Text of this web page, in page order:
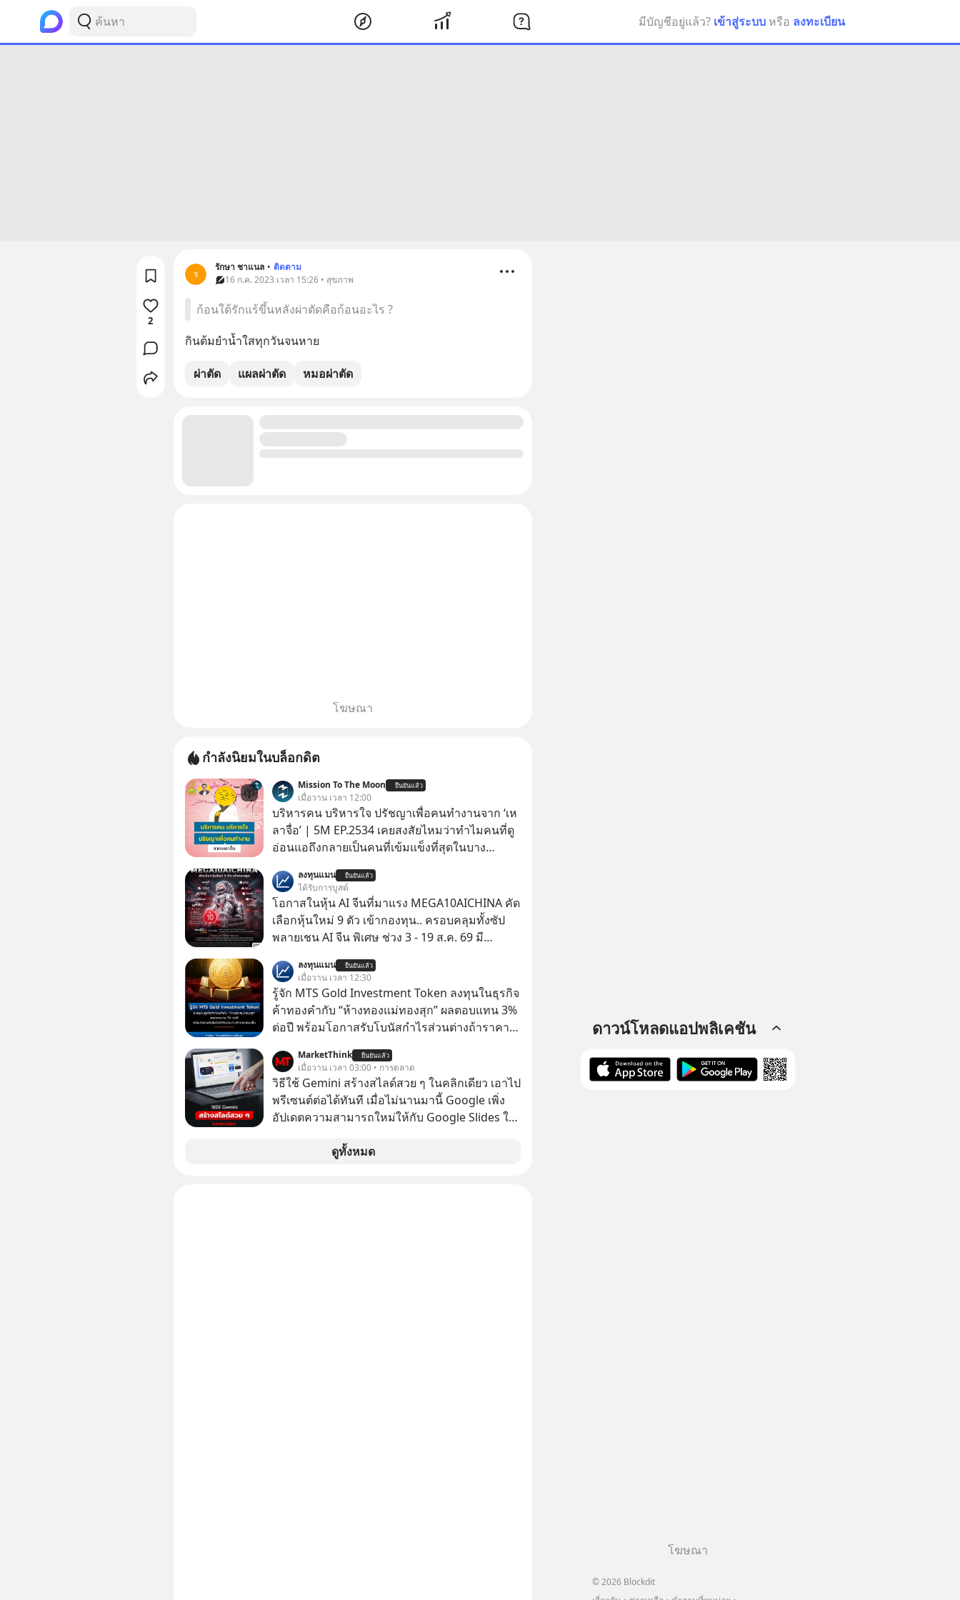
มีบัญชีอยู่แล้ว? เข้าสู่ระบบ หรือ ลงทะเบียน
ร
รักษา ชาแนล • ติดตาม
16 ก.ค. 2023 เวลา 15:26 • สุขภาพ
ก้อนใต้รักแร้ขึ้นหลังผ่าตัดคือก้อนอะไร ?
กินต้มยำน้ำใสทุกวันจนหาย
ผ่าตัด แผลผ่าตัด หมอผ่าตัด
2
โฆษณา
กำลังนิยมในบล็อกดิต
Mission To The Moon ยืนยันแล้ว
เมื่อวาน เวลา 12:00
บริหารคน บริหารใจ ปรัชญาเพื่อคนทำงานจาก ‘เห
ลาจื่อ’ | 5M EP.2534 เคยสงสัยไหมว่าทำไมคนที่ดู
อ่อนแอถึงกลายเป็นคนที่เข้มแข็งที่สุดในบาง
ถึงประสบความสำเร็จได้ไวกว่าใครเพื่อน? ไม่แน่ว่า
คนกลุ่มนี้อาจจะเป็นคนที่รู้จักบริหารใจตัวเอง และ
คนรอบตัวได้เก่งที่สุดก็เป็นได้ โดยพอดแคสต์ 5M
ในวันนี้จะพาทุกคนไปสำรวจวิธีการบริหารคนและ
จื๊อ) นักปราชญ์จีนแห่งยุคไปด้วยกัน
ลงทุนแมน ยืนยันแล้ว
ได้รับการบูสต์
โอกาสในหุ้น AI จีนที่มาแรง MEGA10AICHINA คัด
เลือกหุ้นใหม่ 9 ตัว เข้ากองทุน.. ครอบคลุมทั้งซัป
พลายเชน AI จีน พิเศษ ช่วง 3 - 19 ส.ค. 69 มี
บาทขึ้นไป ฟรีค่าธรรมเนียมซื้อ
ลงทุนแมน ยืนยันแล้ว
เมื่อวาน เวลา 12:30
รู้จัก MTS Gold Investment Token ลงทุนในธุรกิจ
ค้าทองคำกับ “ห้างทองแม่ทองสุก” ผลตอบแทน 3%
ต่อปี พร้อมโอกาสรับโบนัสกำไรส่วนต่างถ้าราคา
Group กลุ่ม MTS Gold หรือห้างทองแม่ทองสุก อยู่
ในธุรกิจทองคำมานานกว่า 74 ปี ปัจจุบันนับเป็นก
ลุ่มธุรกิจทองคำที่ใหญ่เป็นอันดับ 2 ของไทย ที่มีราย
ได้รวม 3.5 ล้านล้านบาทในปี 2568
MarketThink ยืนยันแล้ว
เมื่อวาน เวลา 03:00 • การตลาด
วิธีใช้ Gemini สร้างสไลด์สวย ๆ ในคลิกเดียว เอาไป
พรีเซนต์ต่อได้ทันที เมื่อไม่นานมานี้ Google เพิ่ง
อัปเดตความสามารถใหม่ให้กับ Google Slides ให้
สวย ๆ ได้ในคลิกเดียว ไม่ต้องเสียเวลาทำเองอีกต่อ
ดูทั้งหมด
ดาวน์โหลดแอปพลิเคชัน
โฆษณา
© 2026 Blockdit